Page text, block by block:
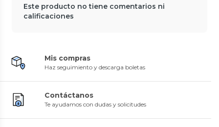
Este producto no tiene comentarios ni
calificaciones
Mis compras
Haz seguimiento y descarga boletas
Contáctanos
Te ayudamos con dudas y solicitudes